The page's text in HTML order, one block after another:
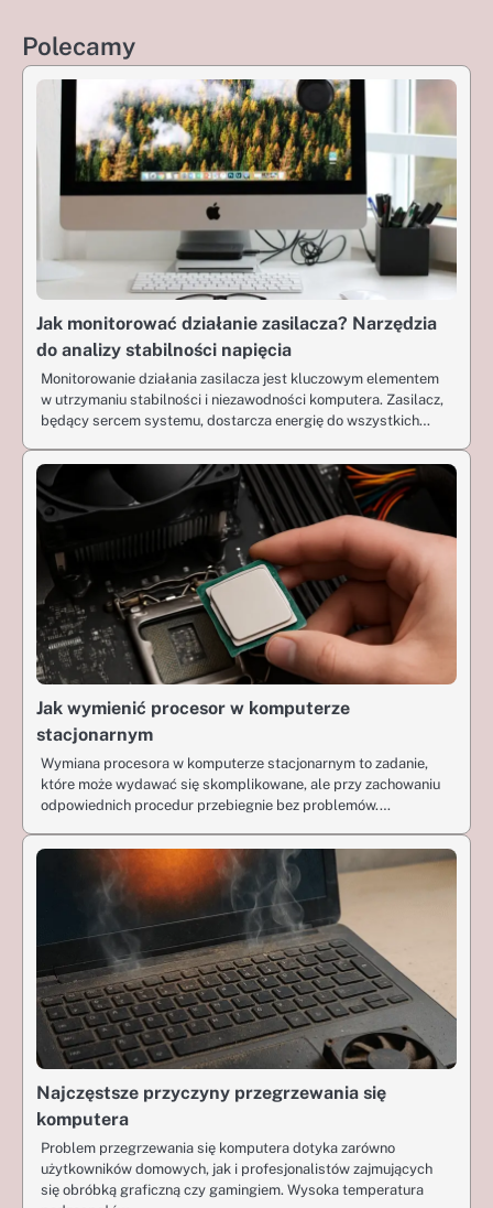
Polecamy
Jak monitorować działanie zasilacza? Narzędzia
do analizy stabilności napięcia
Monitorowanie działania zasilacza jest kluczowym elementem
w utrzymaniu stabilności i niezawodności komputera. Zasilacz,
będący sercem systemu, dostarcza energię do wszystkich…
Jak wymienić procesor w komputerze
stacjonarnym
Wymiana procesora w komputerze stacjonarnym to zadanie,
które może wydawać się skomplikowane, ale przy zachowaniu
odpowiednich procedur przebiegnie bez problemów.…
Najczęstsze przyczyny przegrzewania się
komputera
Problem przegrzewania się komputera dotyka zarówno
użytkowników domowych, jak i profesjonalistów zajmujących
się obróbką graficzną czy gamingiem. Wysoka temperatura